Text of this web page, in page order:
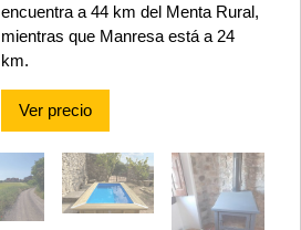
encuentra a 44 km del Menta Rural,
mientras que Manresa está a 24
km.
Ver precio